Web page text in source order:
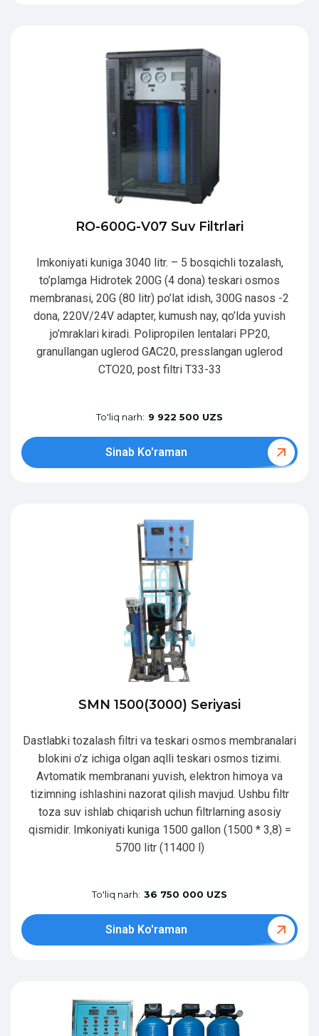
RO-600G-V07 Suv Filtrlari
Imkoniyati kuniga 3040 litr. – 5 bosqichli tozalash,
to’plamga Hidrotek 200G (4 dona) teskari osmos
membranasi, 20G (80 litr) po’lat idish, 300G nasos -2
dona, 220V/24V adapter, kumush nay, qo’lda yuvish
jo’mraklari kiradi. Polipropilen lentalari PP20,
granullangan uglerod GAC20, presslangan uglerod
CTO20, post filtri T33-33
To'liq narh: 9 922 500 UZS
Sinab Ko'raman
SMN 1500(3000) Seriyasi
Dastlabki tozalash filtri va teskari osmos membranalari
blokini o’z ichiga olgan aqlli teskari osmos tizimi.
Avtomatik membranani yuvish, elektron himoya va
tizimning ishlashini nazorat qilish mavjud. Ushbu filtr
toza suv ishlab chiqarish uchun filtrlarning asosiy
qismidir. Imkoniyati kuniga 1500 gallon (1500 * 3,8) =
5700 litr (11400 l)
To'liq narh: 36 750 000 UZS
Sinab Ko'raman